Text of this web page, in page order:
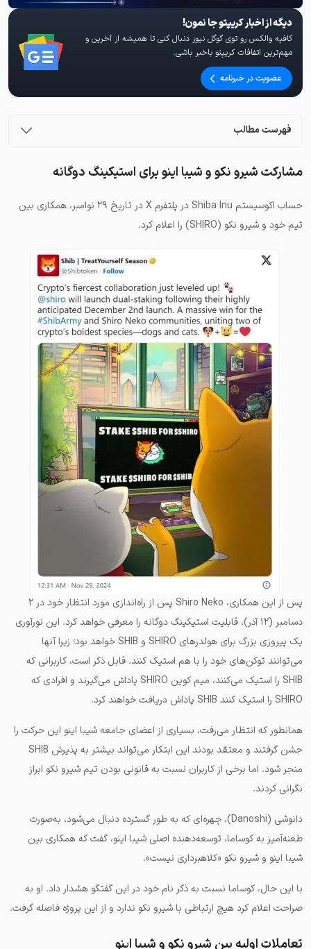
دیگه از اخبار کریپتو جا نمون!
کافیه والکس رو توی گوگل نیوز دنبال کنی تا همیشه از آخرین و
مهم‌ترین اتفاقات کریپتو باخبر باشی.
عضویت در خبرنامه
فهرست مطالب
مشارکت شیرو نکو و شیبا اینو برای استیکینگ دوگانه
حساب اکوسیستم Shiba Inu در پلتفرم X در تاریخ ۲۹ نوامبر، همکاری بین
تیم خود و شیرو نکو (SHIRO) را اعلام کرد.
پس از این همکاری، Shiro Neko پس از راه‌اندازی مورد انتظار خود در ۲
دسامبر (۱۲ آذر)، قابلیت استیکینگ دوگانه را معرفی خواهد کرد. این نورآوری
یک پیروزی بزرگ برای هولدرهای SHIRO و SHIB خواهد بود؛ زیرا آنها
می‌توانند توکن‌های خود را با هم استیک کنند. قابل ذکر است، کاربرانی که
SHIB را استیک می‌کنند، میم کوین SHIRO پاداش می‌گیرند و افرادی که
SHIRO را استیک کنند SHIB پاداش دریافت خواهند کرد.
همانطور که انتظار می‌رفت، بسیاری از اعضای جامعه شیبا اینو این حرکت را
جشن گرفتند و معتقد بودند این ابتکار می‌تواند بیشتر به پذیرش SHIB
منجر شود. اما برخی از کاربران نسبت به قانونی بودن تیم شیرو نکو ابراز
نگرانی کردند.
دانوشی (Danoshi)، چهره‌ای که به طور گسترده دنبال می‌شود، به‌صورت
طعنه‌آمیز به کوساما، توسعه‌دهنده اصلی شیبا اینو، گفت که همکاری بین
شیبا اینو و شیرو نکو «کلاهبرداری نیست».
با این حال، کوساما نسبت به ذکر نام خود در این گفتگو هشدار داد. او به
صراحت اعلام کرد هیچ ارتباطی با شیرو نکو ندارد و از این پروژه فاصله گرفت.
تعاملات اولیه بین شیرو نکو و شیبا اینو